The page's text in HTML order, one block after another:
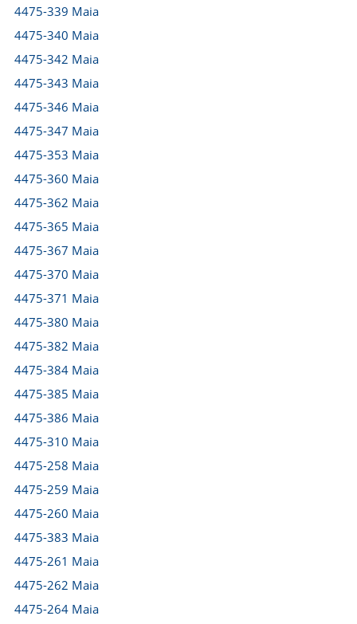
4475-339 Maia
4475-340 Maia
4475-342 Maia
4475-343 Maia
4475-346 Maia
4475-347 Maia
4475-353 Maia
4475-360 Maia
4475-362 Maia
4475-365 Maia
4475-367 Maia
4475-370 Maia
4475-371 Maia
4475-380 Maia
4475-382 Maia
4475-384 Maia
4475-385 Maia
4475-386 Maia
4475-310 Maia
4475-258 Maia
4475-259 Maia
4475-260 Maia
4475-383 Maia
4475-261 Maia
4475-262 Maia
4475-264 Maia